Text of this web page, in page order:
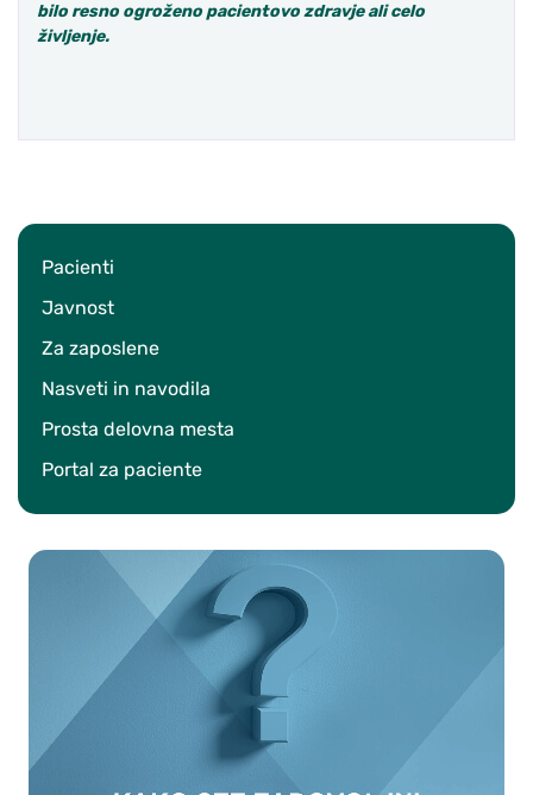
Pacienti
Javnost
Za zaposlene
Nasveti in navodila
Prosta delovna mesta
Portal za paciente
bilo resno ogroženo pacientovo zdravje ali celo
življenje.